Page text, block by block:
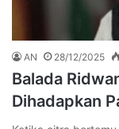
AN 28/12/2025
Balada
Dihadapkan